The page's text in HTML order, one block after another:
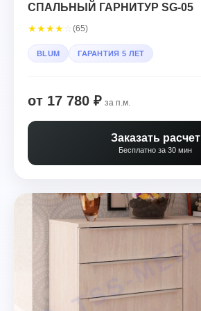
СПАЛЬНЫЙ ГАРНИТУР SG-05
★★★★ (65)
BLUM ГАРАНТИЯ 5 ЛЕТ
от 17 780 ₽ за п.м.
Заказать расчет
Бесплатно за 30 мин